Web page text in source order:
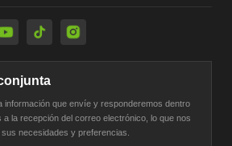
información que envíe y responderemos dentro
a la recepción del correo electrónico, lo que nos
necesidades y preferencias.